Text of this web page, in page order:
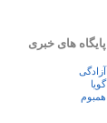
پایگاه های خبری
آزادگی
گویا
همبوم